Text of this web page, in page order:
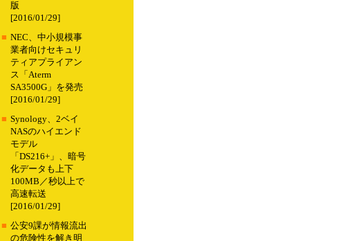
版
[2016/01/29]
■ NEC、中小規模事
業者向けセキュリ
ティアプライアン
ス「Aterm
SA3500G」を発売
[2016/01/29]
■ Synology、2ベイ
NASのハイエンド
モデル
「DS216+」、暗号
化データも上下
100MB／秒以上で
高速転送
[2016/01/29]
■ 公安9課が情報流出
の危険性を解き明